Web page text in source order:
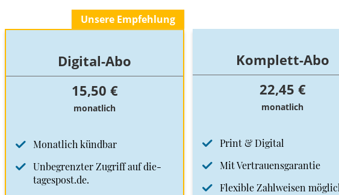
Unsere Empfehlung
Digital-Abo
15,50 €
monatlich
Monatlich kündbar
Unbegrenzter Zugriff auf die-
tagespost.de.
Komplett-Abo
22,45 €
monatlich
Print & Digital
Mit Vertrauensgarantie
Flexible Zahlweisen